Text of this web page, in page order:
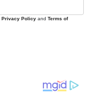
Privacy Policy and Terms of